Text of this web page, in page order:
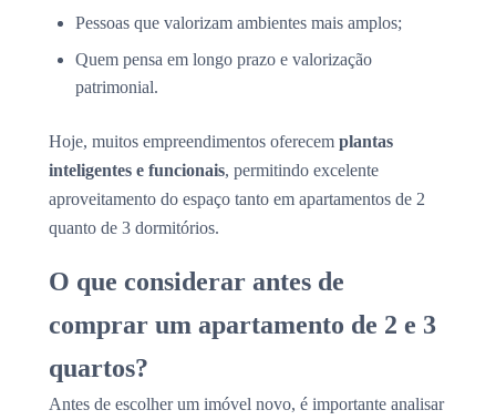
Pessoas que valorizam ambientes mais amplos;
Quem pensa em longo prazo e valorização
patrimonial.
Hoje, muitos empreendimentos oferecem plantas
inteligentes e funcionais, permitindo excelente
aproveitamento do espaço tanto em apartamentos de 2
quanto de 3 dormitórios.
O que considerar antes de
comprar um apartamento de 2 e 3
quartos?
Antes de escolher um imóvel novo, é importante analisar